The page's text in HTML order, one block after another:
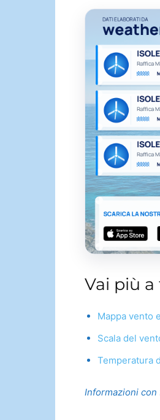
Vai più
Mappa vento
Scala del
Temperatura
Informazioni